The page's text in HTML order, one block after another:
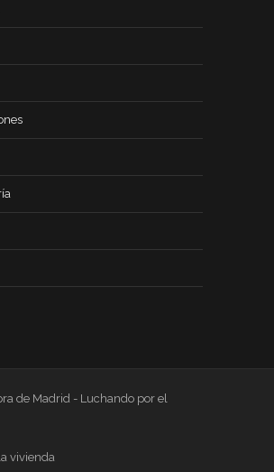
de Madrid - Luchando por el
vivienda